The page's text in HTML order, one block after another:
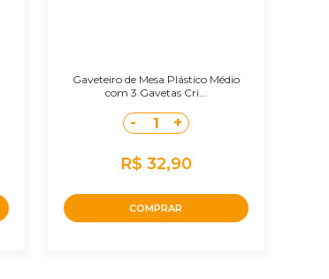
Gaveteiro de Mesa Plástico Médio
com 3 Gavetas Cri...
- 1 +
R$ 32,90
COMPRAR